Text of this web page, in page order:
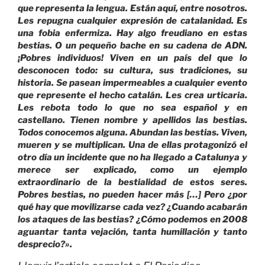
que representa la lengua. Están aquí, entre nosotros.
Les repugna cualquier expresión de catalanidad. Es
una fobia enfermiza. Hay algo freudiano en estas
bestias. O un pequeño bache en su cadena de ADN.
¡Pobres individuos! Viven en un país del que lo
desconocen todo: su cultura, sus tradiciones, su
historia. Se pasean impermeables a cualquier evento
que represente el hecho catalán. Les crea urticaria.
Les rebota todo lo que no sea español y en
castellano. Tienen nombre y apellidos las bestias.
Todos conocemos alguna. Abundan las bestias. Viven,
mueren y se multiplican. Una de ellas protagonizó el
otro día un incidente que no ha llegado a Catalunya y
merece ser explicado, como un ejemplo
extraordinario de la bestialidad de estos seres.
Pobres bestias, no pueden hacer más […] Pero ¿por
qué hay que movilizarse cada vez? ¿Cuando acabarán
los ataques de las bestias? ¿Cómo podemos en 2008
aguantar tanta vejación, tanta humillación y tanto
desprecio?».